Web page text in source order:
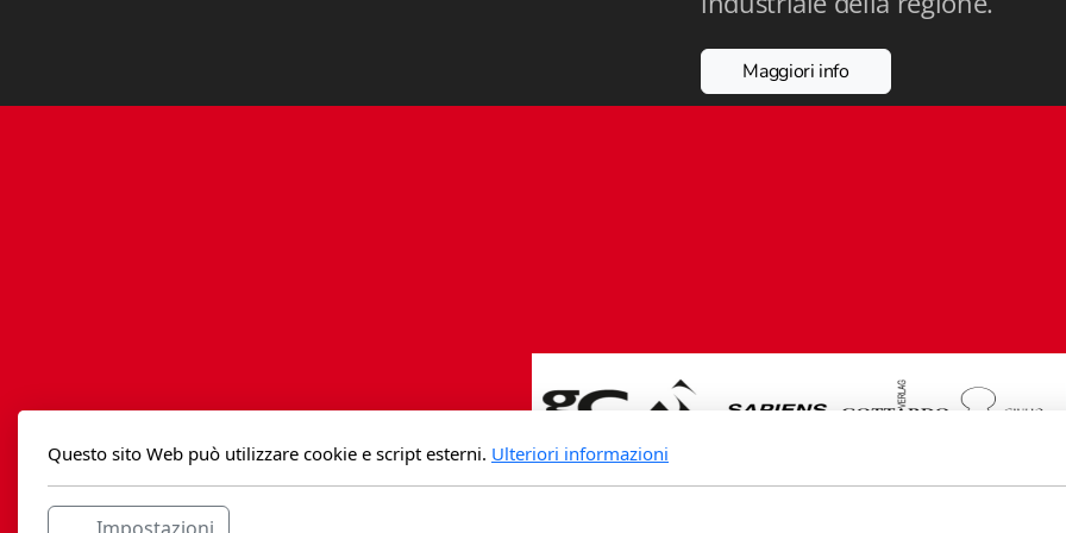
Maggiori info
Questo sito Web può utilizzare cookie e script esterni. Ulteriori informazioni